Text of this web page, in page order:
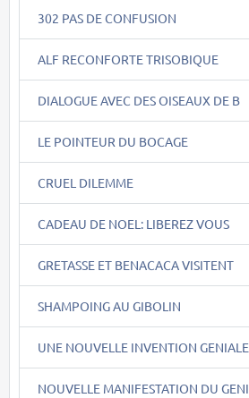
302 PAS DE CONFUSION
ALF RECONFORTE TRISOBIQUE
DIALOGUE AVEC DES OISEAUX DE B
LE POINTEUR DU BOCAGE
CRUEL DILEMME
CADEAU DE NOEL: LIBEREZ VOUS
GRETASSE ET BENACACA VISITENT
SHAMPOING AU GIBOLIN
UNE NOUVELLE INVENTION GENIALE
NOUVELLE MANIFESTATION DU GENI